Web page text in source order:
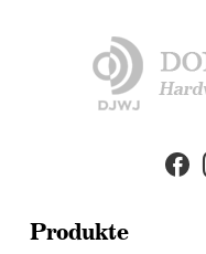

Produkte